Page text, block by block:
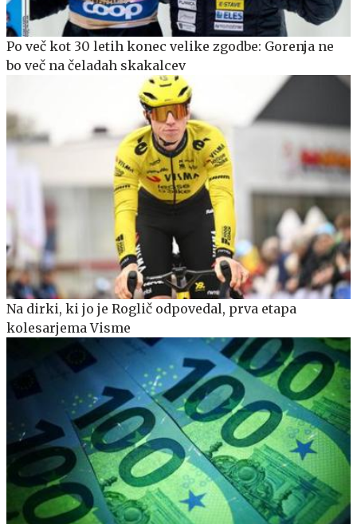
Po več kot 30 letih konec velike zgodbe: Gorenja ne
bo več na čeladah skakalcev
Na dirki, ki jo je Roglič odpovedal, prva etapa
kolesarjema Visme